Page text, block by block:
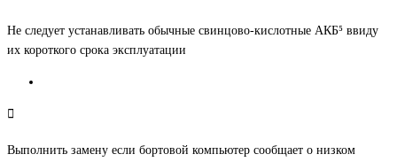
Не следует устанавливать обычные свинцово-кислотные АКБ⁵ ввиду
их короткого срока эксплуатации
Выполнить замену если бортовой компьютер сообщает о низком